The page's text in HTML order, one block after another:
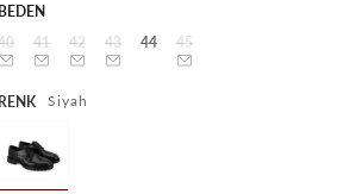
41 42 43 44 45
Siyah